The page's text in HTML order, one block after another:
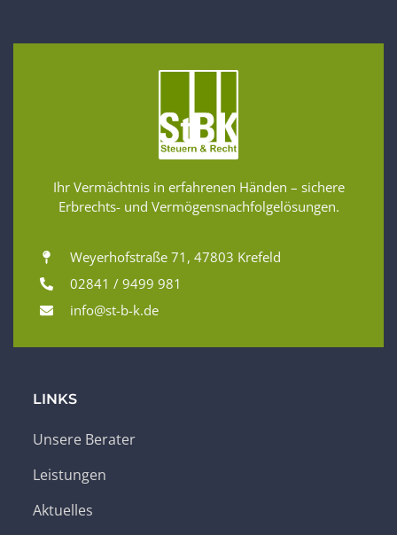
Ihr Vermächtnis in erfahrenen Händen – sichere
Erbrechts- und Vermögensnachfolgelösungen.
Weyerhofstraße 71, 47803 Krefeld
02841 / 9499 981
info@st-b-k.de
LINKS
Unsere Berater
Leistungen
Aktuelles